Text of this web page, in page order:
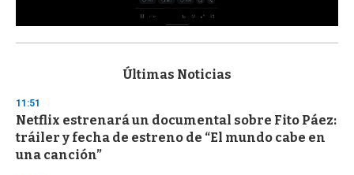
s
d
s
o
f
3
Últimas Noticias
11:51
Netflix estrenará un documental sobre Fito Páez:
tráiler y fecha de estreno de “El mundo cabe en
una canción”